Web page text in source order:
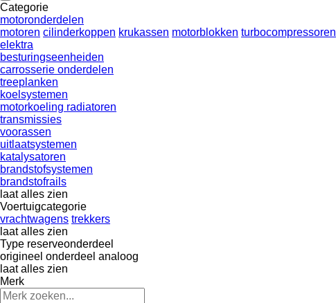
Categorie
motoronderdelen
motoren cilinderkoppen krukassen motorblokken turbocompressoren
elektra
besturingseenheiden
carrosserie onderdelen
treeplanken
koelsystemen
motorkoeling radiatoren
transmissies
voorassen
uitlaatsystemen
katalysatoren
brandstofsystemen
brandstofrails
laat alles zien
Voertuigcategorie
vrachtwagens trekkers
laat alles zien
Type reserveonderdeel
origineel onderdeel analoog
laat alles zien
Merk